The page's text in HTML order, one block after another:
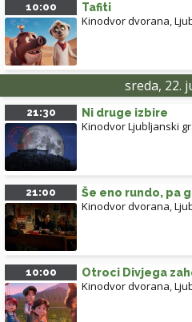
10:00 Tafiti
Kinodvor dvorana,
sreda, 22.
21:30 Ni druge izbire
Kinodvor Ljubljanski
21:00 Še eno rundo, pa
Kinodvor dvorana,
10:00 Otroci Divjega
Kinodvor dvorana,